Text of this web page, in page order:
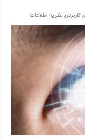
کاربردی,نظریه اطلاعات